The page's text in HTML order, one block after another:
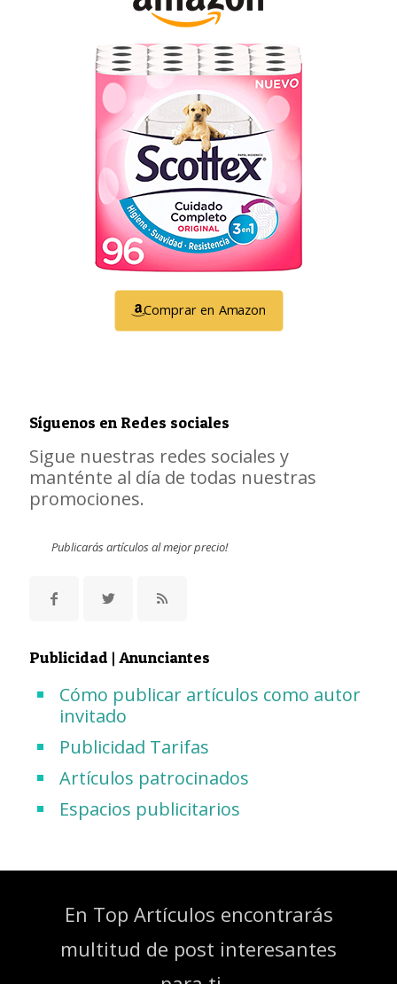
Comprar en Amazon
Síguenos en Redes sociales
Sigue nuestras redes sociales y
manténte al día de todas nuestras
promociones.
Publicarás artículos al mejor precio!
Publicidad | Anunciantes
Cómo publicar artículos como autor
invitado
Publicidad Tarifas
Artículos patrocinados
Espacios publicitarios
En Top Artículos encontrarás
multitud de post interesantes